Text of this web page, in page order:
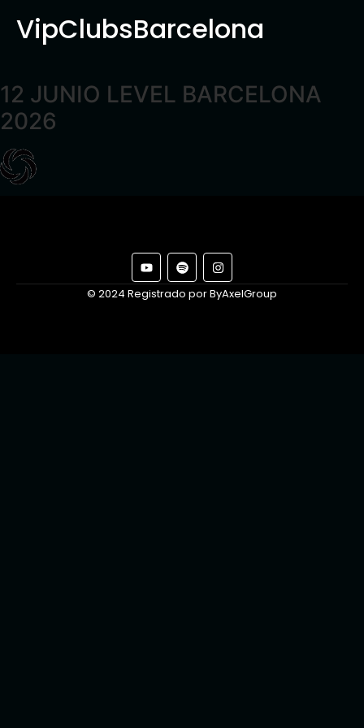
VipClubsBarcelona
12 JUNIO LEVEL BARCELONA
2026
© 2024 Registrado por ByAxelGroup